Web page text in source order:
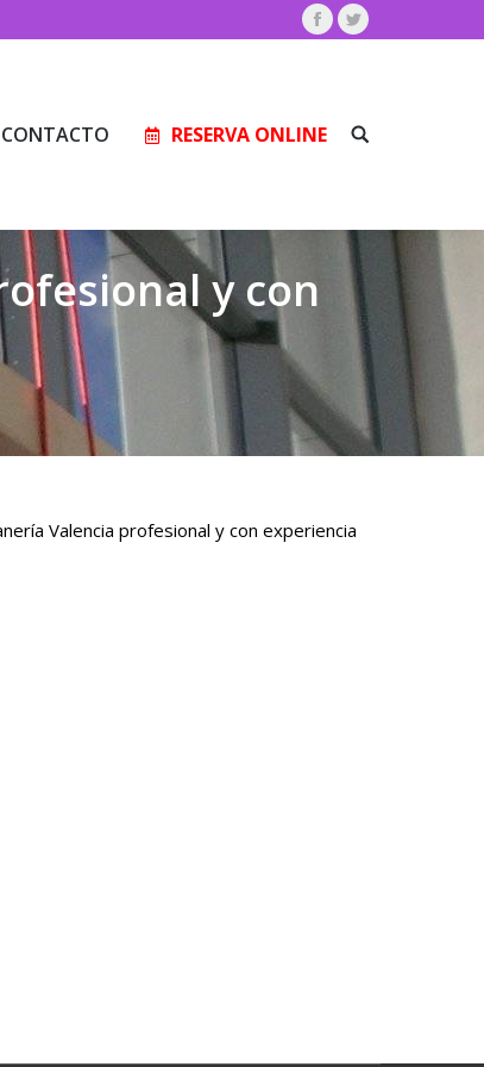
Facebook
Twitter
CONTACTO RESERVA ONLINE Buscar:
y con
Valencia profesional y con experiencia